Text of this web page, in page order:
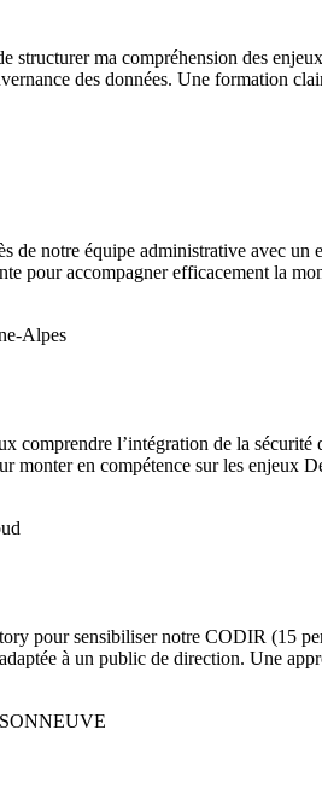
structurer ma compréhension des
des données. Une formation
notre équipe administrative avec un
pour accompagner efficacement la
Alpes
comprendre l’intégration de la
monter en compétence sur les enjeux
pour sensibiliser notre CODIR (15
à un public de direction. Une